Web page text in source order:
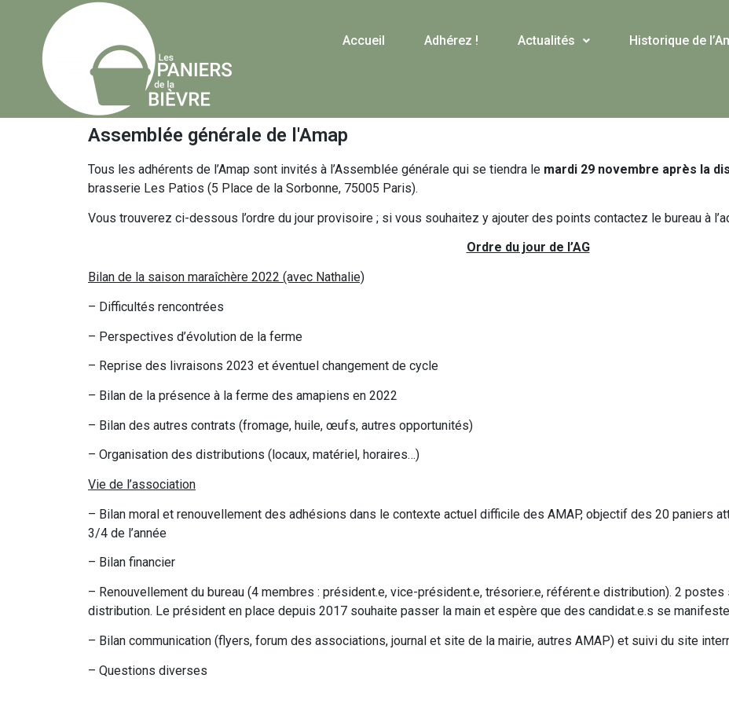
Accueil Adhérez ! Actualités Historique de
Assemblée générale de l'Amap
Tous les adhérents de l’Amap sont invités à l’Assemblée générale qui se tiendra le mardi 29 novembre après la
brasserie Les Patios (5 Place de la Sorbonne, 75005 Paris).
Vous trouverez ci-dessous l’ordre du jour provisoire ; si vous souhaitez y ajouter des points contactez le bureau à
Ordre du jour de l’AG
Bilan de la saison maraîchère 2022 (avec Nathalie)
– Difficultés rencontrées
– Perspectives d’évolution de la ferme
– Reprise des livraisons 2023 et éventuel changement de cycle
– Bilan de la présence à la ferme des amapiens en 2022
– Bilan des autres contrats (fromage, huile, œufs, autres opportunités)
– Organisation des distributions (locaux, matériel, horaires…)
Vie de l’association
– Bilan moral et renouvellement des adhésions dans le contexte actuel difficile des AMAP, objectif des 20 paniers
3/4 de l’année
– Bilan financier
– Renouvellement du bureau (4 membres : président.e, vice-président.e, trésorier.e, référent.e distribution). 2
distribution. Le président en place depuis 2017 souhaite passer la main et espère que des candidat.e.s se
– Bilan communication (flyers, forum des associations, journal et site de la mairie, autres AMAP) et suivi du site
– Questions diverses